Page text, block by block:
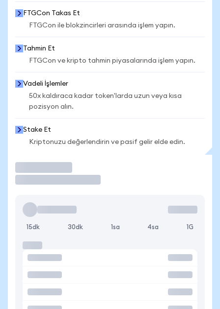
FTGCon Takas Et
FTGCon ile blokzincirleri arasında işlem yapın.
Tahmin Et
FTGCon ve kripto tahmin piyasalarında işlem yapın.
Vadeli İşlemler
50x kaldıraca kadar token'larda uzun veya kısa
pozisyon alın.
Stake Et
Kriptonuzu değerlendirin ve pasif gelir elde edin.
15dk 30dk 1sa 4sa 1G